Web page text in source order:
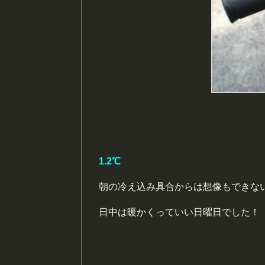
1.2℃
朝の冷え込み具合からは想像もできな
日中は暖かくっていい日曜日でした！